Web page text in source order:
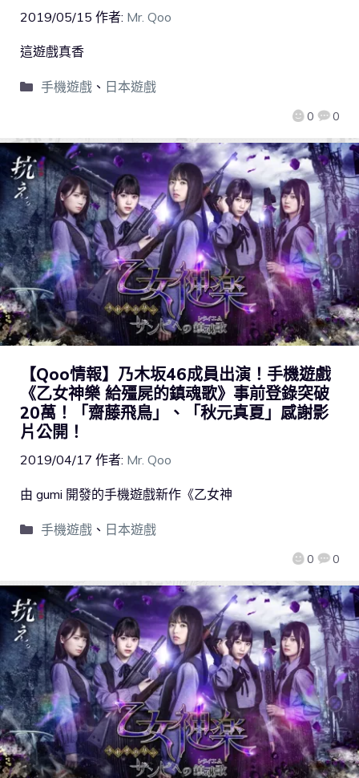
2019/05/15 作者: Mr. Qoo
0 0
這遊戲真香
手機遊戲、 日本遊戲
【Qoo情報】乃木坂46成員出演！手機遊戲
《乙女神樂 給殭屍的鎮魂歌》事前登錄突破
20萬！「齋藤飛鳥」、「秋元真夏」感謝影
片公開！
2019/04/17 作者: Mr. Qoo
0 0
由 gumi 開發的手機遊戲新作《乙女神
手機遊戲、 日本遊戲